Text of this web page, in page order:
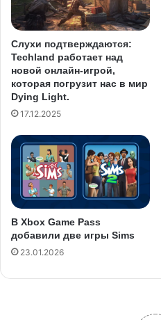
Слухи подтверждаются:
Techland работает над
новой онлайн-игрой,
которая погрузит нас в мир
Dying Light.
17.12.2025
В Xbox Game Pass
добавили две игры Sims
23.01.2026